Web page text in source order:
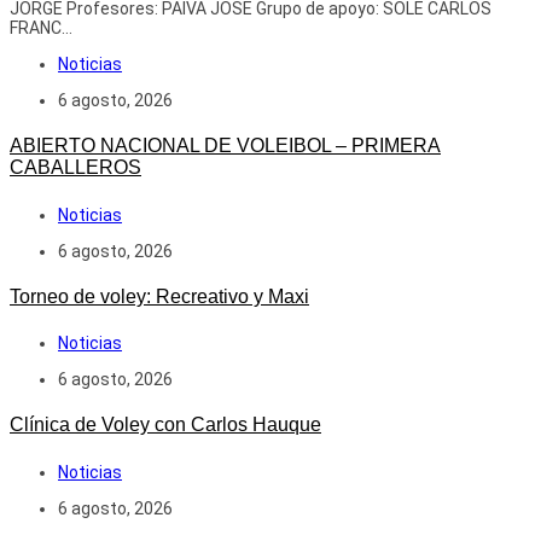
JORGE Profesores: PAIVA JOSE Grupo de apoyo: SOLE CARLOS
FRANC...
Noticias
6 agosto, 2026
ABIERTO NACIONAL DE VOLEIBOL – PRIMERA
CABALLEROS
Noticias
6 agosto, 2026
Torneo de voley: Recreativo y Maxi
Noticias
6 agosto, 2026
Clínica de Voley con Carlos Hauque
Noticias
6 agosto, 2026